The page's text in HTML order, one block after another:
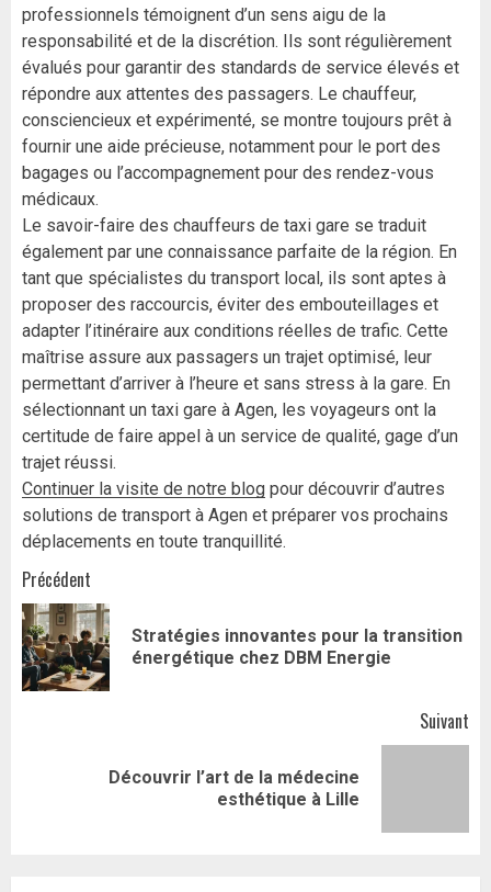
professionnels témoignent d’un sens aigu de la
responsabilité et de la discrétion. Ils sont régulièrement
évalués pour garantir des standards de service élevés et
répondre aux attentes des passagers. Le chauffeur,
consciencieux et expérimenté, se montre toujours prêt à
fournir une aide précieuse, notamment pour le port des
bagages ou l’accompagnement pour des rendez-vous
médicaux.
Le savoir-faire des chauffeurs de taxi gare se traduit
également par une connaissance parfaite de la région. En
tant que spécialistes du transport local, ils sont aptes à
proposer des raccourcis, éviter des embouteillages et
adapter l’itinéraire aux conditions réelles de trafic. Cette
maîtrise assure aux passagers un trajet optimisé, leur
permettant d’arriver à l’heure et sans stress à la gare. En
sélectionnant un taxi gare à Agen, les voyageurs ont la
certitude de faire appel à un service de qualité, gage d’un
trajet réussi.
Continuer la visite de notre blog pour découvrir d’autres
solutions de transport à Agen et préparer vos prochains
déplacements en toute tranquillité.
Navigation
d’article
Précédent
Stratégies innovantes pour la transition
énergétique chez DBM Energie
Suivant
Découvrir l’art de la médecine
esthétique à Lille